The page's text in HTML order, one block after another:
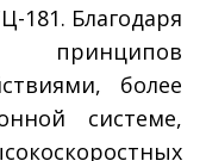
181. Благодаря
принципов
более
системе,